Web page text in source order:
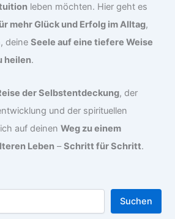
leben möchten. Hier geht es
mehr Glück und Erfolg im Alltag,
deineSeele auf eine tiefere Weise
heilen.
der Selbstentdeckung, der
und der spirituellen
auf deinenWeg zu einem
Leben –Schritt für Schritt.
Suchen